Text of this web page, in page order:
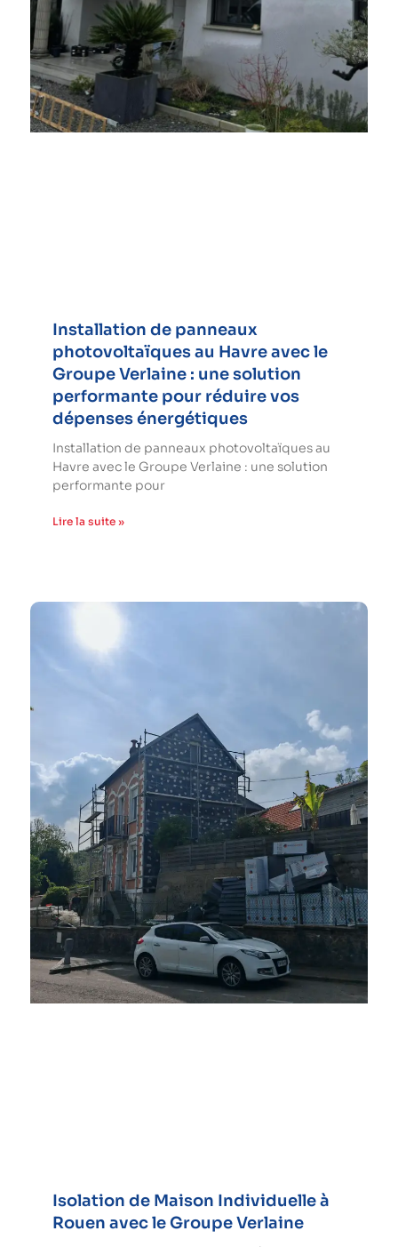
Installation de panneaux
photovoltaïques au Havre avec le
Groupe Verlaine : une solution
performante pour réduire vos
dépenses énergétiques
Installation de panneaux photovoltaïques au
Havre avec le Groupe Verlaine : une solution
performante pour
Lire la suite »
Isolation de Maison Individuelle à
Rouen avec le Groupe Verlaine